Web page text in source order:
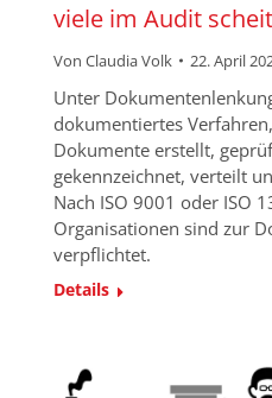
viele im Audit
Von Claudia Volk 22. April
Unter
dokumentiertes
Dokumente erstellt,
gekennzeichnet, verteilt
Nach ISO 9001 oder ISO
Organisationen sind zur
verpflichtet.
Details